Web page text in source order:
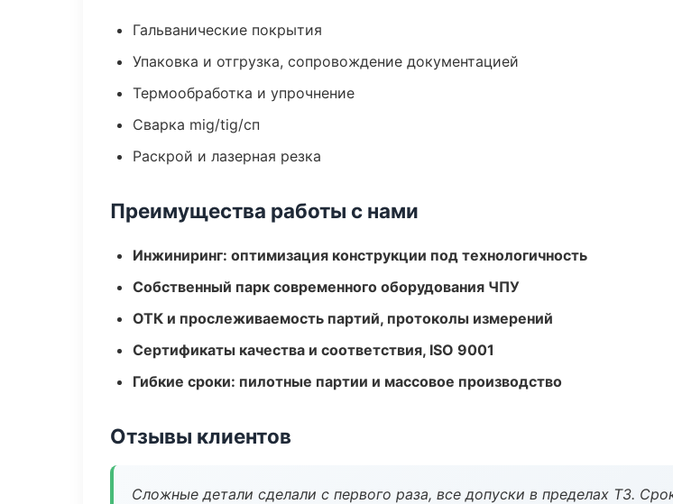
Гальванические покрытия
Упаковка и отгрузка, сопровождение документацией
Термообработка и упрочнение
Сварка mig/tig/сп
Раскрой и лазерная резка
Преимущества работы с нами
Инжиниринг: оптимизация конструкции под технологичность
Собственный парк современного оборудования ЧПУ
ОТК и прослеживаемость партий, протоколы измерений
Сертификаты качества и соответствия, ISO 9001
Гибкие сроки: пилотные партии и массовое производство
Отзывы клиентов
Сложные детали сделали с первого раза, все допуски в пределах ТЗ.